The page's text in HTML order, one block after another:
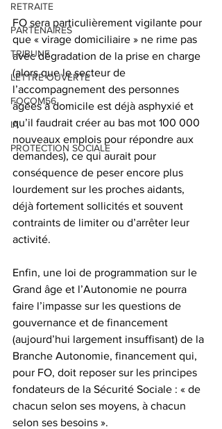
RETRAITE
PARTENAIRES
TRIBUNE
LETTRE OUVERTE
FOCOM56
IA
PROTECTION SOCIALE
FO sera particulièrement vigilante pour
que « virage domiciliaire » ne rime pas
avec dégradation de la prise en charge
(alors que le secteur de
l’accompagnement des personnes
âgées à domicile est déjà asphyxié et
qu’il faudrait créer au bas mot 100 000
nouveaux emplois pour répondre aux
demandes), ce qui aurait pour
conséquence de peser encore plus
lourdement sur les proches aidants,
déjà fortement sollicités et souvent
contraints de limiter ou d’arrêter leur
activité.
Enfin, une loi de programmation sur le
Grand âge et l’Autonomie ne pourra
faire l’impasse sur les questions de
gouvernance et de financement
(aujourd’hui largement insuffisant) de la
Branche Autonomie, financement qui,
pour FO, doit reposer sur les principes
fondateurs de la Sécurité Sociale : « de
chacun selon ses moyens, à chacun
selon ses besoins ».